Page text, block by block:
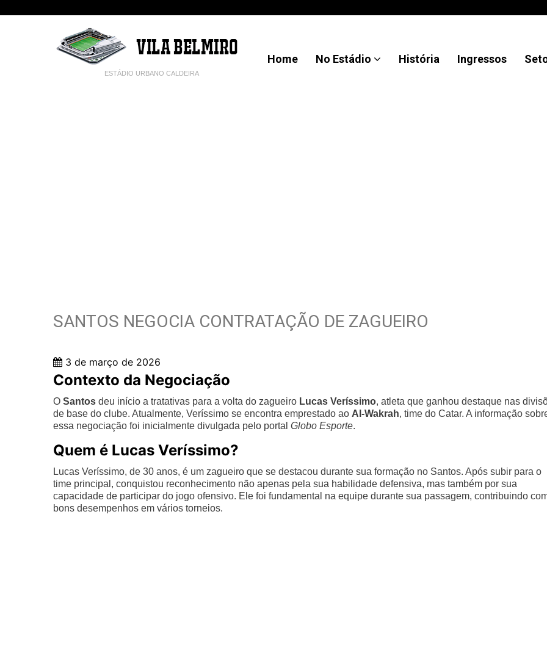
ESTÁDIO URBANO CALDEIRA
Home No Estádio História Ingressos
SANTOS NEGOCIA CONTRATAÇÃO DE ZAGUEIRO
3 de março de 2026
Contexto da Negociação
O Santos deu início a tratativas para a volta do zagueiro Lucas Veríssimo, atleta que ganhou destaque nas
de base do clube. Atualmente, Veríssimo se encontra emprestado ao Al-Wakrah, time do Catar. A informação
essa negociação foi inicialmente divulgada pelo portal Globo Esporte.
Quem é Lucas Veríssimo?
Lucas Veríssimo, de 30 anos, é um zagueiro que se destacou durante sua formação no Santos. Após subir para o
time principal, conquistou reconhecimento não apenas pela sua habilidade defensiva, mas também por sua
capacidade de participar do jogo ofensivo. Ele foi fundamental na equipe durante sua passagem, contribuindo
bons desempenhos em vários torneios.